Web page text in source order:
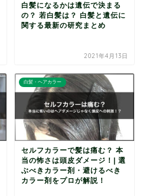
白髪になるかは遺伝で決まる
の？ 若白髪は？ 白髪と遺伝に
関する最新の研究まとめ
2021年4月13日
白髪・ヘアカラー
セルフカラーで髪は痛む？ 本
当の怖さは頭皮ダメージ！| 選
ぶべきカラー剤・避けるべき
カラー剤をプロが解説！